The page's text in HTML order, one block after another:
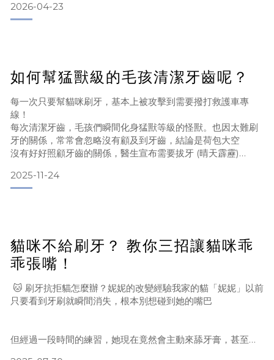
果比較寵物不肯刷牙怎麼辦?寵物潔牙結論看這裡
[寵物口腔問題及犬貓潔牙]
2026-04-23
如何幫猛獸級的毛孩清潔牙齒呢？
每一次只要幫貓咪刷牙，基本上被攻擊到需要撥打救護車專
線！
每次清潔牙齒，毛孩們瞬間化身猛獸等級的怪獸。也因太難刷
牙的關係，常常會忽略沒有顧及到牙齒，結論是荷包大空
沒有好好照顧牙齒的關係，醫生宣布需要拔牙 (晴天霹靂)
的狀況，身上都出現一些牙臭味！現在... 推薦給所有刷牙挫敗
中的家長，我用 2種方法成功幫猛獸們清潔牙齒了。
✅快
2025-11-24
貓咪不給刷牙？ 教你三招讓貓咪乖
乖張嘴！
🐱 刷牙抗拒貓怎麼辦？妮妮的改變經驗我家的貓「妮妮」以前
只要看到牙刷就瞬間消失，根本別想碰到她的嘴巴
但經過一段時間的練習，她現在竟然會主動來舔牙膏，甚至期